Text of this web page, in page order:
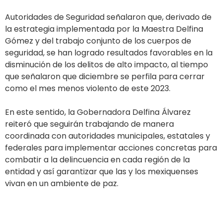
Autoridades de Seguridad señalaron que, derivado de
la estrategia implementada por la Maestra Delfina
Gómez y del trabajo conjunto de los cuerpos de
seguridad, se han logrado resultados favorables en la
disminución de los delitos de alto impacto, al tiempo
que señalaron que diciembre se perfila para cerrar
como el mes menos violento de este 2023.
En este sentido, la Gobernadora Delfina Álvarez
reiteró que seguirán trabajando de manera
coordinada con autoridades municipales, estatales y
federales para implementar acciones concretas para
combatir a la delincuencia en cada región de la
entidad y así garantizar que las y los mexiquenses
vivan en un ambiente de paz.